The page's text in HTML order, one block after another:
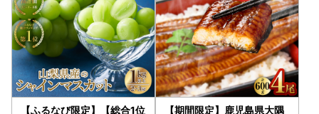
【ふるなび限定】【総合1位
【期間限定】鹿児島県大隅